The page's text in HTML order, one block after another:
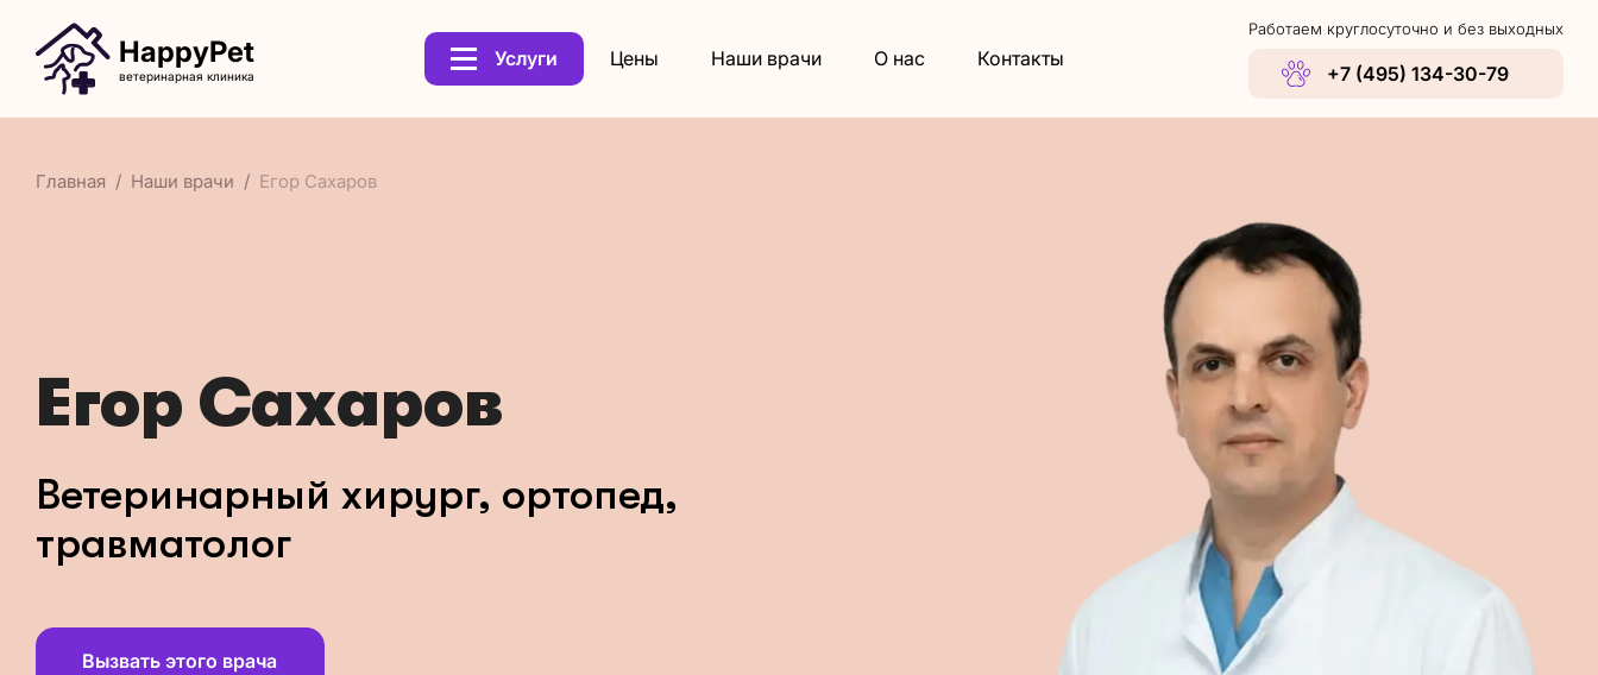
HappyPet
ветеринарная клиника
Услуги Цены Наши врачи О нас Контакты
Работаем круглосуточно и без выходных
+7 (495) 134-30-79
Главная Наши врачи Егор Сахаров
Егор Сахаров
Ветеринарный хирург, ортопед,
травматолог
Вызвать этого врача